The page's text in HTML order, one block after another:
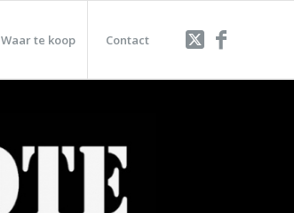
Waar te koop Contact